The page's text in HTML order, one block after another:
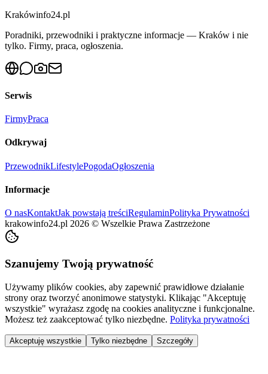
Krakówinfo24.pl
Poradniki, przewodniki i praktyczne informacje — Kraków i nie
tylko. Firmy, praca, ogłoszenia.
Serwis
FirmyPraca
Odkrywaj
PrzewodnikLifestylePogodaOgłoszenia
Informacje
O nasKontaktJak powstają treściRegulaminPolityka Prywatności
krakowinfo24.pl 2026 © Wszelkie Prawa Zastrzeżone
Szanujemy Twoją prywatność
Używamy plików cookies, aby zapewnić prawidłowe działanie
strony oraz tworzyć anonimowe statystyki. Klikając "Akceptuję
wszystkie" wyrażasz zgodę na cookies analityczne i funkcjonalne.
Możesz też zaakceptować tylko niezbędne. Polityka prywatności
Akceptuję wszystkie Tylko niezbędne Szczegóły